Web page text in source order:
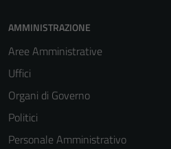
AMMINISTRAZIONE
Aree Amministrative
Uffici
Organi di Governo
Politici
Personale Amministrativo